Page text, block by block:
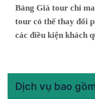
Bảng Giá tour chỉ
tour có thể thay đổi
các điều kiện khách
Dịch vụ bao